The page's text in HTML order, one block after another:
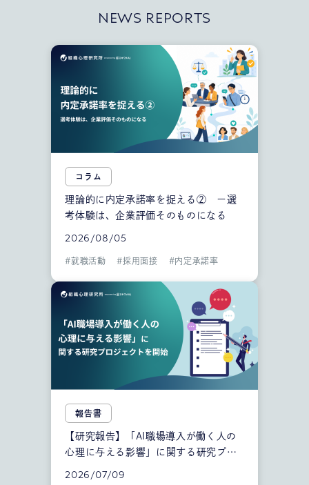
NEWS REPORTS
コラム
理論的に内定承諾率を捉える② ー選
考体験は、企業評価そのものになる
2026/08/05
#就職活動 #採用面接 #内定承諾率
報告書
【研究報告】「AI職場導入が働く人の
心理に与える影響」に関する研究プロ
2026/07/09